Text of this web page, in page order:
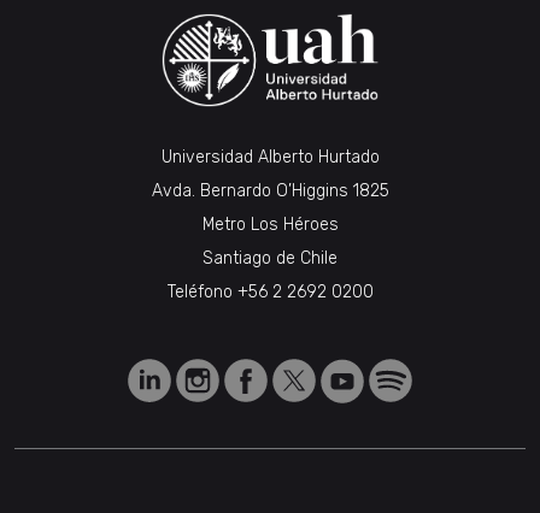
Universidad Alberto Hurtado
Avda. Bernardo O’Higgins 1825
Metro Los Héroes
Santiago de Chile
Teléfono +56 2 2692 0200